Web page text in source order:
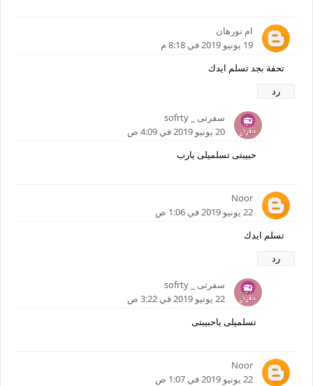
ام نورهان
19 يونيو 2019 في 8:18 م
تحفة بجد تسلم ايدك
رد
سفرتى _ sofrty
20 يونيو 2019 في 4:09 ص
حبيبتى تسلميلى يارب
Noor
22 يونيو 2019 في 1:06 ص
تسلم ايدك
رد
سفرتى _ sofrty
22 يونيو 2019 في 3:22 ص
تسلميلى ياحبيبتى
Noor
22 يونيو 2019 في 1:07 ص